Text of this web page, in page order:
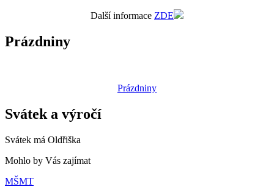
Další informace ZDE
Prázdniny
Prázdniny
Svátek a výročí
Svátek má Oldřiška
Mohlo by Vás zajímat
MŠMT